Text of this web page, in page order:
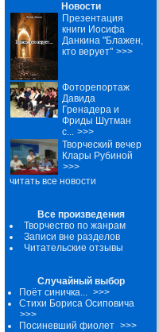
Новости
Презентация
книги Иосифа
Данкина "Блажен,
кто верует" >>>
Фоторепортаж
Давида
Гренадера и
Фриды Шутман
с... >>>
Творческий вечер
Клары Рубиной
>>>
читать все новости
Все произведения
Творчество по жанрам
Записи вне разделов
Читательские отзывы
Случайный выбор
Поёт синичка... >>>
Стихи Бориса Осиповича
>>>
Посиневший фиолет >>>